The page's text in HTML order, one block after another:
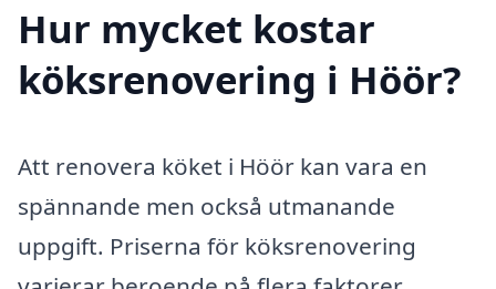
Hur mycket kostar
köksrenovering i Höör?
Att renovera köket i Höör kan vara en
spännande men också utmanande
uppgift. Priserna för köksrenovering